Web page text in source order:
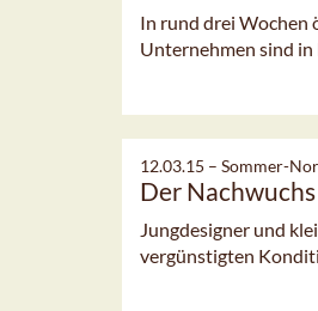
In rund drei Wochen
Unternehmen sind
12.03.15 – Sommer-
Der
Jungdesigner und
vergünstigten